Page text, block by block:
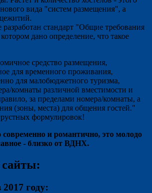
вида "систем размещения", а
стандарт "Общие требования
дано определение, что такое
средство размещения,
для временного проживания,
для малобюджетного туризма,
комнаты различной вместимости и
за пределами номера/комнаты, а
(зоны, места) для общения гостей."
формулировок!
современно и романтично, это молодо
- близко от ВДНХ.
сайты:
году: